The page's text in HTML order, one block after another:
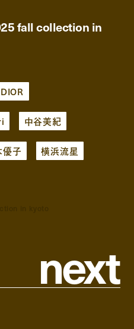
fall collection in
DIOR
中谷美紀
子 横浜流星
next